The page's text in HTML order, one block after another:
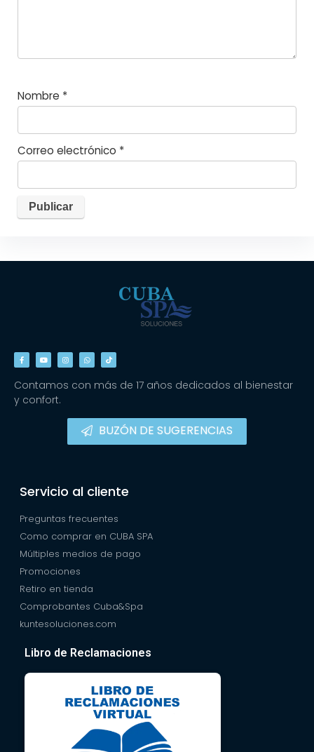
Nombre *
Correo electrónico *
Contamos con más de 17 años dedicados al bienestar
y confort.
BUZÓN DE SUGERENCIAS
Servicio al cliente
Preguntas frecuentes
Como comprar en CUBA SPA
Múltiples medios de pago
Promociones
Retiro en tienda
Comprobantes Cuba&Spa
kuntesoluciones.com
Libro de Reclamaciones